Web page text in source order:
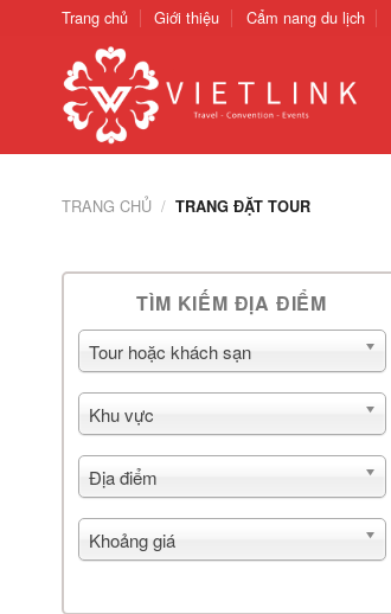
ChuyểnTrang chủ Giới thiệu Cẩm nang du lịch
TRANG CHỦ / TRANG ĐẶT TOUR
TÌM KIẾM ĐỊA ĐIỂM
Tour hoặc khách sạn
Khu vực
Địa điểm
Khoảng giá